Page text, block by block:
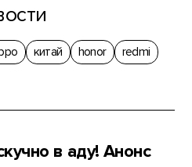
китай honor
redmi
в аду! Анонс